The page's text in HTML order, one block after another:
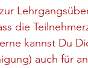
die
kannst Du
auch für